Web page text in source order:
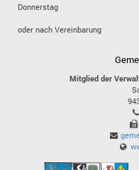
Donnerstag
oder nach Vereinbarung
Mitglied der